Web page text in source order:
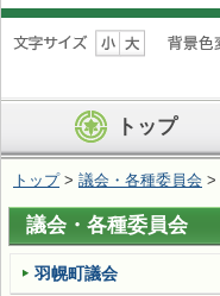
ナ
ビ
ン
を
ば
す
トップ
トップ> 議会・各種委員会 >
議会・各種委員会
羽幌町議会